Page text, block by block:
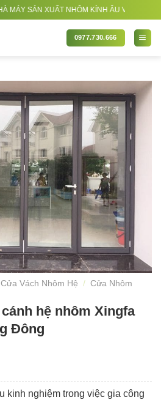
XUẤT NHÔM KÍNH ÂU VIỆT. Nhà Sản
0977.730.666
Cửa Vách Nhôm Hệ / Cửa Nhôm
hệ nhôm Xingfa
Đông
kinh nghiệm trong việc gia công